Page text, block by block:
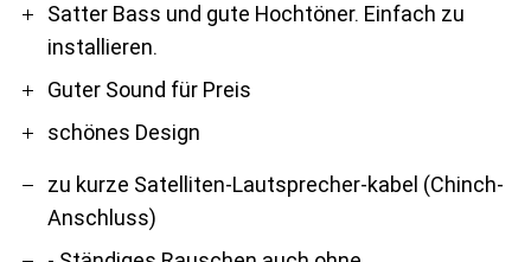
ProSatter Bass und gute Hochtöner. Einfach zu
installieren.
Guter Sound für Preis
schönes Design
Contra
zu kurze Satelliten-Lautsprecher-kabel (Chinch-
Anschluss)